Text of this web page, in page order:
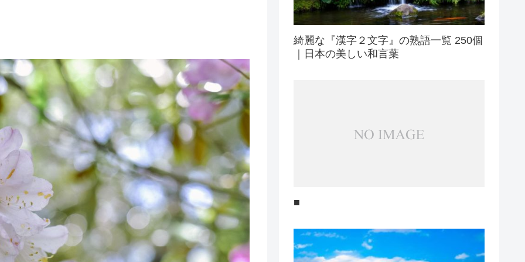
綺麗な『漢字２文字』の熟語一覧 250個
｜日本の美しい和言葉
■